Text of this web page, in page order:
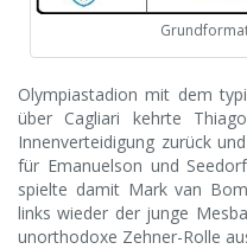
Olympiastadion mit dem
über Cagliari kehrte
Innenverteidigung zurück
für Emanuelson und
spielte damit Mark van
links wieder der junge
unorthodoxe Zehner-Rolle